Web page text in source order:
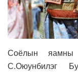
Соёлын яамны
С.Оюунбилэг